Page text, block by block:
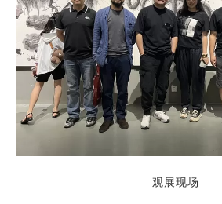
观展现场